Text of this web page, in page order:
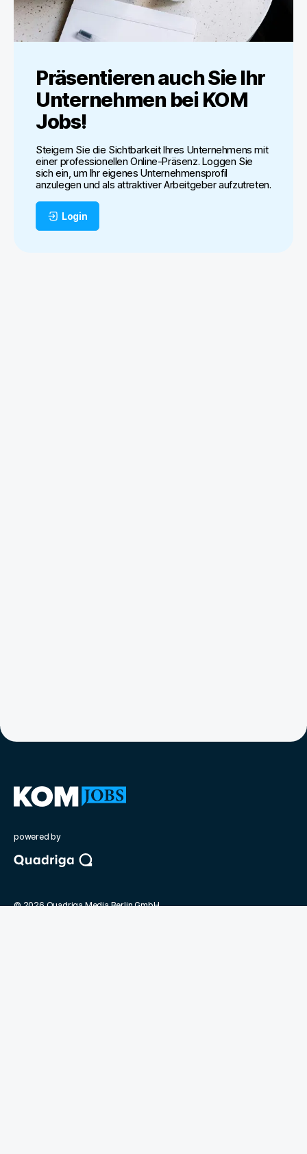
Präsentieren auch Sie Ihr
Unternehmen bei KOM
Jobs!
Steigern Sie die Sichtbarkeit Ihres Unternehmens mit
einer professionellen Online-Präsenz. Loggen Sie
sich ein, um Ihr eigenes Unternehmensprofil
anzulegen und als attraktiver Arbeitgeber aufzutreten.
Login
powered by
©2026Quadriga Media Berlin GmbH